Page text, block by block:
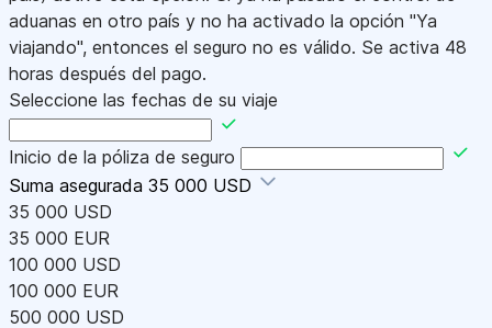
aduanas en otro país y no ha activado la opción "Ya
viajando", entonces el seguro no es válido. Se activa 48
horas después del pago.
Seleccione las fechas de su viaje
Inicio de la póliza de seguro
Suma asegurada 35 000 USD
35 000 USD
35 000 EUR
100 000 USD
100 000 EUR
500 000 USD